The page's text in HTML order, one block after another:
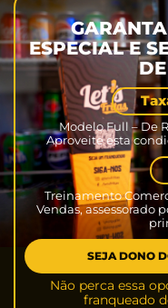
ESPECIAL E
Modelo Full – De
Aproveite esta
Treinamento
Vendas, assessorado
SEJA DONO
Não perca essa
franqueado